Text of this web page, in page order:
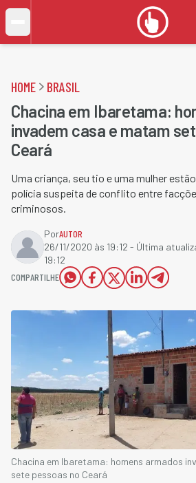
HOME BRASIL
Chacina em Ibaretama:
invadem casa e matam
Ceará
Uma criança, seu tio e uma mulher
polícia suspeita de conflito entre
criminosos.
PorAUTOR
26/11/2020 às 19:12 - Última
19:12
COMPARTILHE
Chacina em Ibaretama: homens armados
sete pessoas no Ceará